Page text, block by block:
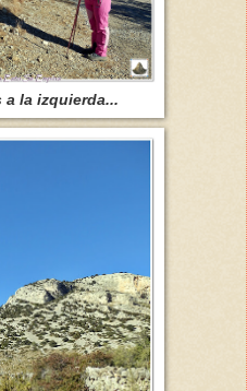
a la izquierda...